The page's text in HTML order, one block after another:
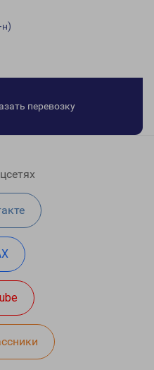
перевозку